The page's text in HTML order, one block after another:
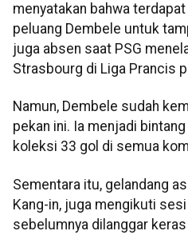
menyatakan bahwa
peluang Dembele untuk
juga absen saat PSG
Strasbourg di Liga Prancis
Namun, Dembele sudah
pekan ini. Ia menjadi
koleksi 33 gol di semua
Sementara itu, gelandang
Kang-in, juga mengikuti
sebelumnya dilanggar